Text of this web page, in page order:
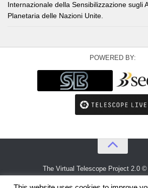
Internazionale della Sensibilizzazione sugli
Planetaria delle Nazioni Unite.
POWERED BY:
The Virtual Telescope Project 2.0 ©